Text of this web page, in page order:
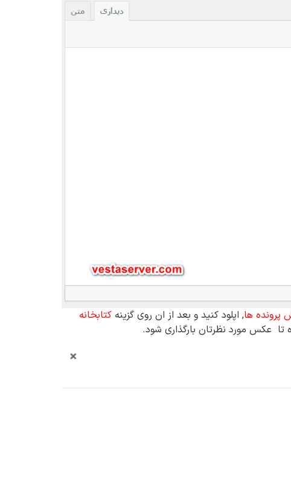
پرونده ها, اپلود کنید و بعد از ان روی گزینه کتابخانه
تا عکس مورد نظرتان بارگذاری شود.